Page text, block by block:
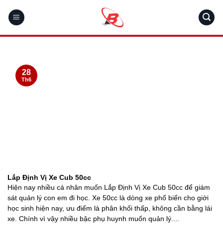
Lắp Định Vị Xe Cub 50cc
Hiện nay nhiều cá nhân muốn Lắp Định Vị Xe Cub 50cc để giám
sát quản lý con em đi học. Xe 50cc là dòng xe phổ biến cho giới
học sinh hiện nay, ưu điểm là phân khối thấp, không cần bằng lái
xe. Chính vì vậy nhiều bậc phụ huynh muốn quản lý....
28
Th6